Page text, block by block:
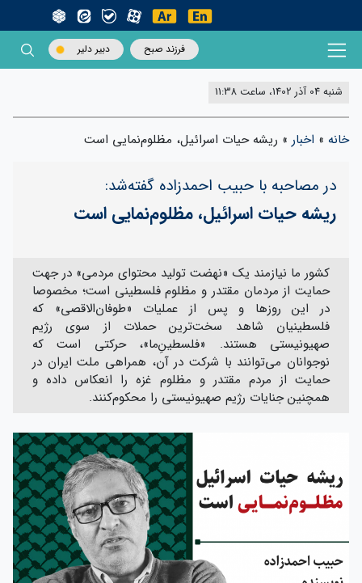
فرزند صبح دبیر دلیر
شنبه 04 آذر 1402، ساعت 11:38
خانه » اخبار » ریشه حیات اسرائیل، مظلوم‌نمایی است
در مصاحبه با حبیب احمد‌زاده گفته‌شد:
ریشه حیات اسرائیل، مظلوم‌نمایی است
کشور ما نیازمند یک «نهضت تولید محتوای مردمی» در جهت
حمایت از مردمان مقتدر و مظلوم فلسطینی است؛ مخصوصا
در این روزها و پس از عملیات «طوفان‌الاقصی» که
فلسطینیان شاهد سخت‌ترین حملات از سوی رژیم
صهیونیستی هستند. «فلسطینِ‌ما»، حرکتی است که
نوجوانان می‌توانند با شرکت در آن، همراهی ملت ایران در
حمایت از مردم مقتدر و مظلوم غزه را انعکاس داده و
همچنین جنایات رژیم صهیونیستی را محکوم‌کنند.